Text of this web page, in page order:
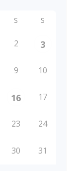
S S
2 3
9 10
16 17
23 24
30 31